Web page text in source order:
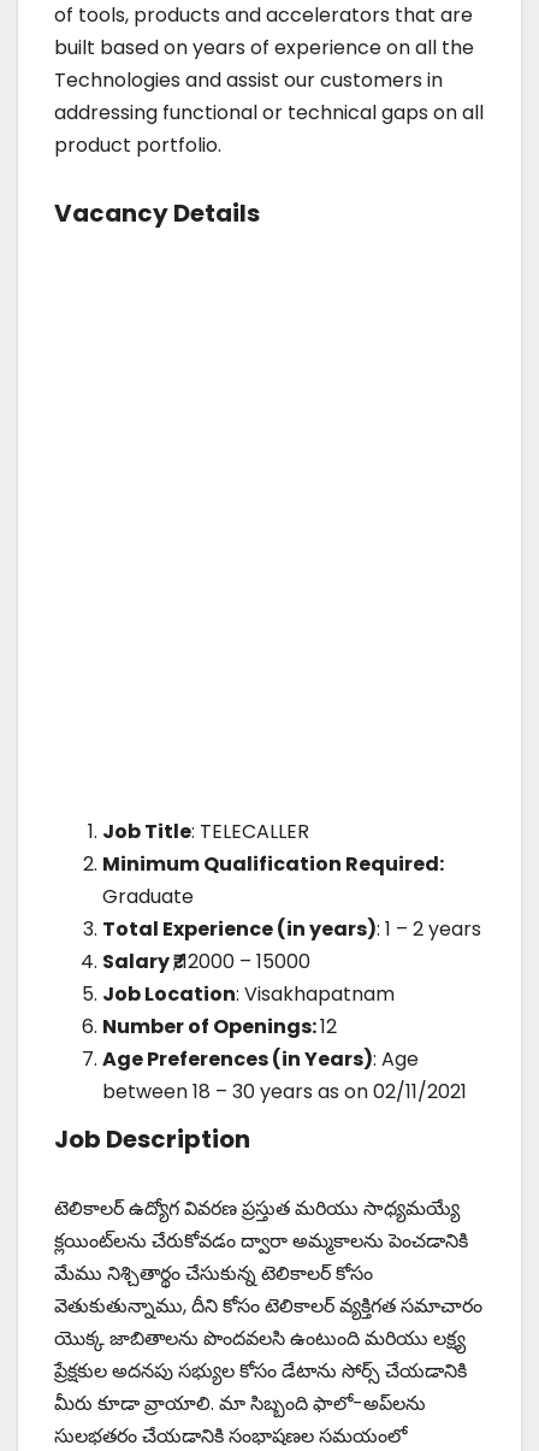
of tools, products and accelerators that are
built based on years of experience on all the
Technologies and assist our customers in
addressing functional or technical gaps on all
product portfolio.
Vacancy Details
Job Title: TELECALLER
Minimum Qualification Required:
Graduate
Total Experience (in years): 1 – 2 years
Salary ₹; 12000 – 15000
Job Location: Visakhapatnam
Number of Openings:12
Age Preferences (in Years): Age
between 18 – 30 years as on 02/11/2021
Job Description
టెలికాలర్ ఉద్యోగ వివరణ ప్రస్తుత మరియు సాధ్యమయ్యే
క్లయింట్‌లను చేరుకోవడం ద్వారా అమ్మకాలను పెంచడానికి
మేము నిశ్చితార్థం చేసుకున్న టెలికాలర్ కోసం
వెతుకుతున్నాము, దీని కోసం టెలికాలర్ వ్యక్తిగత సమాచారం
యొక్క జాబితాలను పొందవలసి ఉంటుంది మరియు లక్ష్య
ప్రేక్షకుల అదనపు సభ్యుల కోసం డేటాను సోర్స్ చేయడానికి
మీరు కూడా వ్రాయాలి. మా సిబ్బంది ఫాలో-అప్‌లను
సులభతరం చేయడానికి సంభాషణల సమయంలో